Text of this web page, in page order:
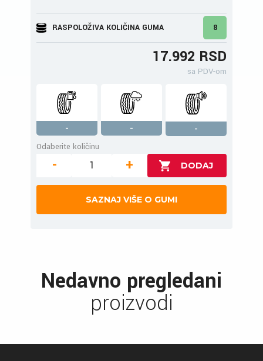
RASPOLOŽIVA KOLIČINA GUMA 8
17.992 RSD
sa PDV-om
- -
-
Odaberite količinu
- +
SAZNAJ VIŠE O GUMI
Nedavno pregledani
proizvodi